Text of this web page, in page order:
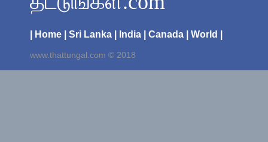
| Home | Sri Lanka | India | Canada | World |
www.thattungal.com © 2018